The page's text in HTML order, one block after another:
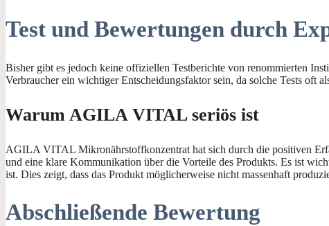
Test und Bewertungen durch
Bisher gibt es jedoch keine offiziellen Testberichte von renommierten
Verbraucher ein wichtiger Entscheidungsfaktor sein, da solche Tests oft
Warum AGILA VITAL seriös ist
AGILA VITAL Mikronährstoffkonzentrat hat sich durch die positiven
und eine klare Kommunikation über die Vorteile des Produkts. Es ist
ist. Dies zeigt, dass das Produkt möglicherweise nicht massenhaft
Abschließende Bewertung